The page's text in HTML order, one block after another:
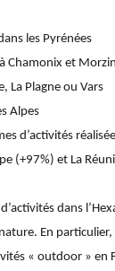
les Pyrénées
Chamonix et
La Plagne ou Vars
Alpes
d’activités
(+97%) et La
dans
En
« outdoor » en